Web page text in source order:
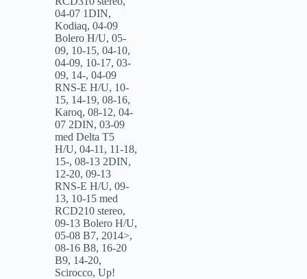
04-07 1DIN,
Kodiaq, 04-09
Bolero H/U, 05-
09, 10-15, 04-10,
04-09, 10-17, 03-
09, 14-, 04-09
RNS-E H/U, 10-
15, 14-19, 08-16,
Karoq, 08-12, 04-
07 2DIN, 03-09
med Delta T5
H/U, 04-11 , 11-18,
15-, 08-13 2DIN,
12-20, 09-13
RNS-E H/U, 09-
13, 10-15 med
RCD210 stereo,
09-13 Bolero H/U,
05-08 B7, 2014>,
08-16 B8, 16-20
B9, 14-20,
Scirocco, Up!